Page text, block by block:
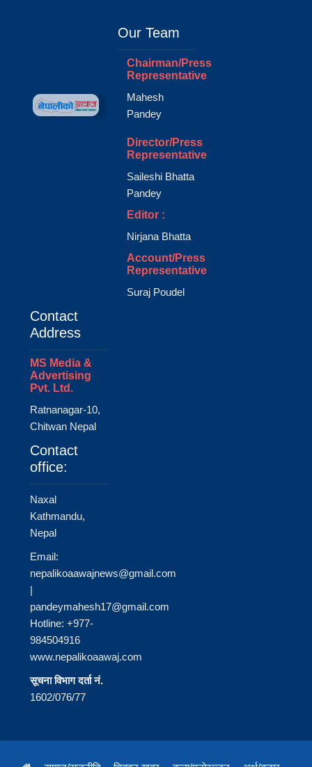
Our Team
Chairman/Press
Representative
Mahesh
Pandey
Director/Press
Representative
Saileshi Bhatta
Pandey
Editor :
Nirjana Bhatta
Account/Press
Representative
Suraj Poudel
Contact
Address
MS Media &
Advertising
Pvt. Ltd.
Ratnanagar-10,
Chitwan Nepal
Contact
office:
Naxal
Kathmandu,
Nepal
Email:
nepalikoaawajnews@gmail.com
|
pandeymahesh17@gmail.com
Hotline: +977-
984504916
www.nepalikoaawaj.com
सूचना विभाग दर्ता नं.
1602/076/77